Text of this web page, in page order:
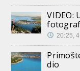
VIDEO:
20:25,
dio